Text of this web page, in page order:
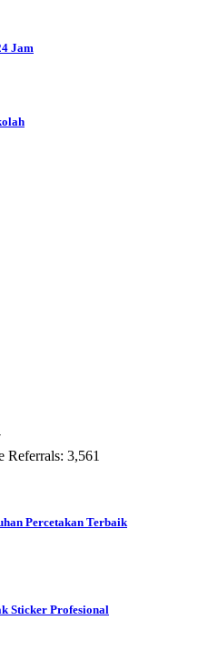
Jam
Referrals: 3,561
Percetakan Terbaik
Sticker Profesional